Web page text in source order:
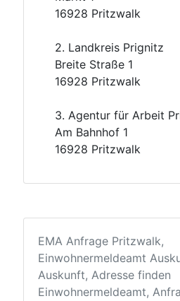
16928 Pritzwalk
2. Landkreis Prignitz
Breite Straße 1
16928 Pritzwalk
3. Agentur für Arbeit
Am Bahnhof 1
16928 Pritzwalk
EMA Anfrage Pritzwalk,
Einwohnermeldeamt
Auskunft, Adresse finden
Einwohnermeldeamt,